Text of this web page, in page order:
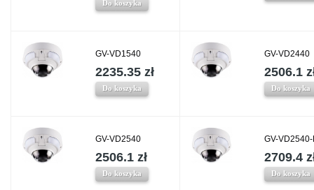
Do koszyka
GV-VD1540
2235.35 zł
Do koszyka
GV-VD2440
2506.1
Do koszyka
GV-VD2540
2506.1 zł
Do koszyka
GV-VD2540-
2709.4
Do koszyka